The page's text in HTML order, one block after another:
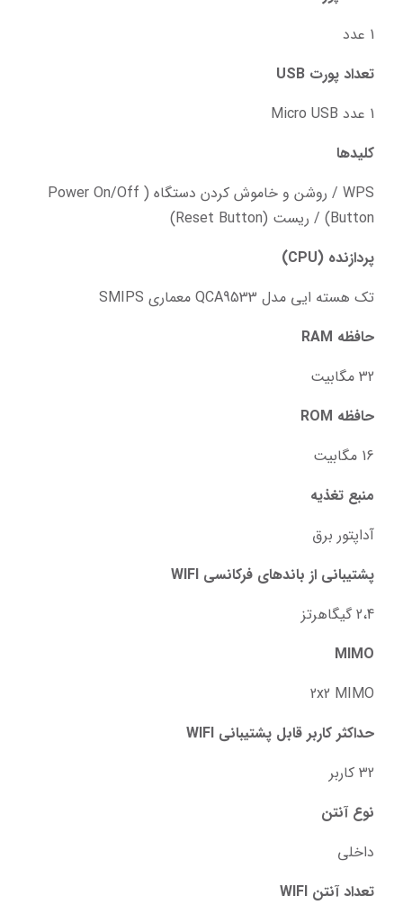
1 عدد
تعداد پورت USB
1 عدد Micro USB
کلیدها
WPS / روشن و خاموش کردن دستگاه (Power On/Off
Button) / ریست (Reset Button)
پردازنده (CPU)
تک هسته ایی مدل QCA9533 معماری SMIPS
حافظه RAM
32 مگابیت
حافظه ROM
16 مگابیت
منبع تغذیه
آداپتور برق
پشتیبانی از باندهای فرکانسی WIFI
2،4 گیگاهرتز
MIMO
2x2 MIMO
حداکثر کاربر قابل پشتیبانی WIFI
32 کاربر
نوع آنتن
داخلی
تعداد آنتن WIFI